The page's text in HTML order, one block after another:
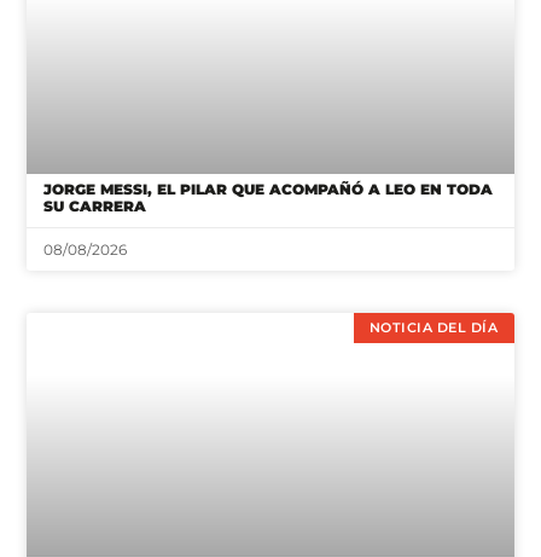
JORGE MESSI, EL PILAR QUE ACOMPAÑÓ A LEO EN TODA
SU CARRERA
08/08/2026
NOTICIA DEL DÍA